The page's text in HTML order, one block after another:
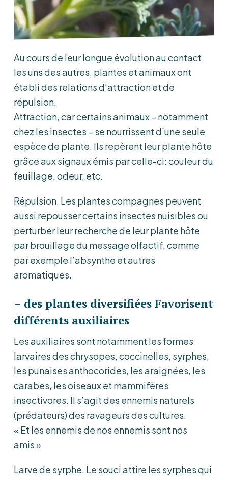
Au cours de leur longue évolution au contact
les uns des autres, plantes et animaux ont
établi des relations d’attraction et de
répulsion.
Attraction, car certains animaux – notamment
chez les insectes – se nourrissent d’une seule
espèce de plante. Ils repèrent leur plante hôte
grâce aux signaux émis par celle-ci: couleur du
feuillage, odeur, etc.
Répulsion. Les plantes compagnes peuvent
aussi repousser certains insectes nuisibles ou
perturber leur recherche de leur plante hôte
par brouillage du message olfactif, comme
par exemple l’absynthe et autres
aromatiques.
– des plantes diversifiées Favorisent
différents auxiliaires
Les auxiliaires sont notamment les formes
larvaires des chrysopes, coccinelles, syrphes,
les punaises anthocorides, les araignées, les
carabes, les oiseaux et mammifères
insectivores. Il s’agit des ennemis naturels
(prédateurs) des ravageurs des cultures.
« Et les ennemis de nos ennemis sont nos
amis »
Larve de syrphe. Le souci attire les syrphes qui